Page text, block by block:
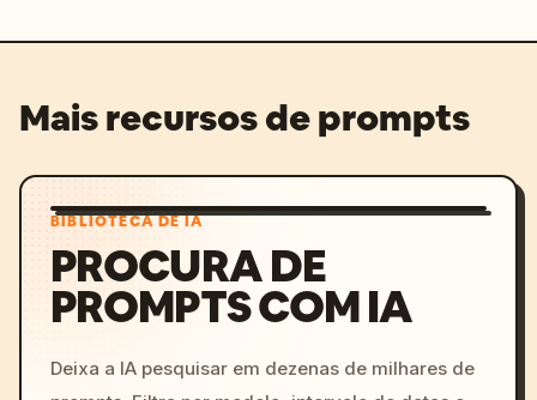
Mais recursos de prompts
BIBLIOTECA DE IA
PROCURA DE
PROMPTS COM IA
Deixa a IA pesquisar em dezenas de milhares de